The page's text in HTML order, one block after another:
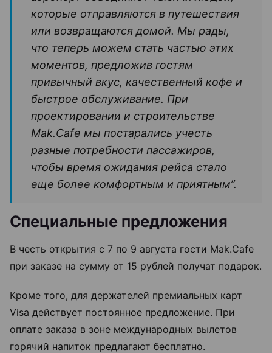
которые отправляются в путешествия
или возвращаются домой. Мы рады,
что теперь можем стать частью этих
моментов, предложив гостям
привычный вкус, качественный кофе и
быстрое обслуживание. При
проектировании и строительстве
Mak.Cafe мы постарались учесть
разные потребности пассажиров,
чтобы время ожидания рейса стало
еще более комфортным и приятным”.
Специальные предложения
В честь открытия с 7 по 9 августа гости Mak.Cafe
при заказе на сумму от 15 рублей получат подарок.
Кроме того, для держателей премиальных карт
Visa действует постоянное предложение. При
оплате заказа в зоне международных вылетов
горячий напиток предлагают бесплатно.